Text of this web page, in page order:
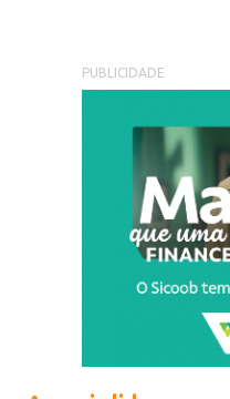
PUBLICIDADE